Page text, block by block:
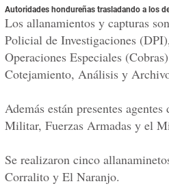
Autoridades hondureñas trasladando a los
Los allanamientos y capturas
Policial de Investigaciones
Operaciones Especiales
Cotejamiento, Análisis y
Además están presentes
Militar, Fuerzas Armadas y el
Se realizaron cinco
Corralito y El Naranjo.